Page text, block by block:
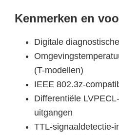
Kenmerken en
Digitale
(T-modellen)
IEEE 802.3z-
Differentiële
uitgangen
TTL-signaaldetectie-